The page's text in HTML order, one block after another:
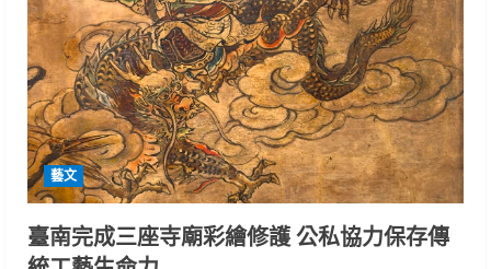
藝文
臺南完成三座寺廟彩繪修護 公私協力保存傳